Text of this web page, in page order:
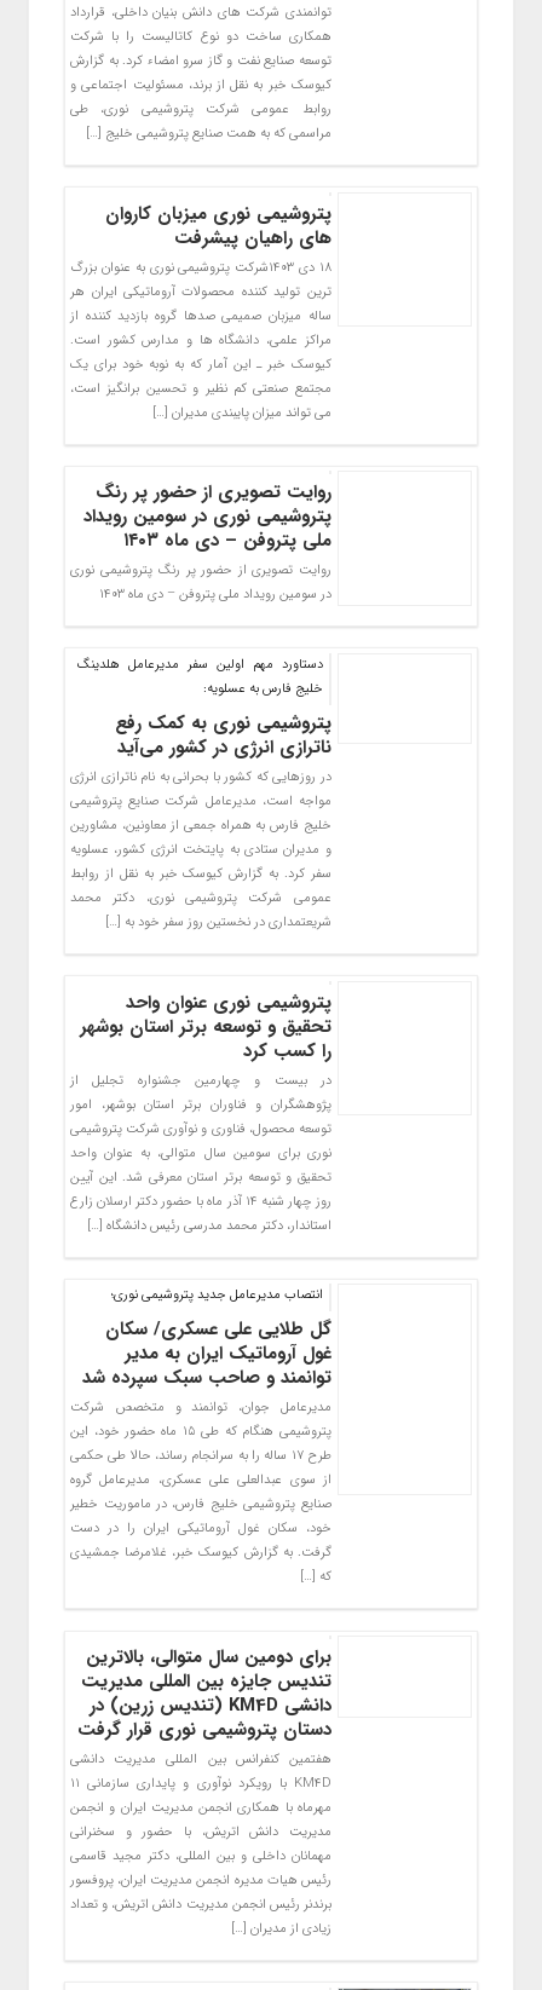
توانمندی شرکت های دانش بنیان داخلی، قرارداد
همکاری ساخت دو نوع کاتالیست را با شرکت
توسعه صنایع نفت و گاز سرو امضاء کرد. به گزارش
کیوسک خبر به نقل از برند، مسئولیت اجتماعی و
روابط عمومی شرکت پتروشیمی نوری، طی
مراسمی که به همت صنایع پتروشیمی خلیج […]
پتروشیمی نوری میزبان کاروان
های راهیان پیشرفت
۱۸ دی ۱۴۰۳شرکت پتروشیمی نوری به عنوان بزرگ
ترین تولید کننده محصولات آروماتیکی ایران هر
ساله میزبان صمیمی صدها گروه بازدید کننده از
مراکز علمی، دانشگاه ها و مدارس کشور است.
کیوسک خبر ـ این آمار که به نوبه خود برای یک
مجتمع صنعتی کم نظیر و تحسین برانگیز است،
می تواند میزان پایبندی مدیران […]
روایت تصویری از حضور پر رنگ
پتروشیمی نوری در سومین رویداد
ملی پتروفن – دی ماه ۱۴۰۳
روایت تصویری از حضور پر رنگ پتروشیمی نوری
در سومین رویداد ملی پتروفن – دی ماه ۱۴۰۳
دستاورد مهم اولین سفر مدیرعامل هلدینگ
خلیج فارس به عسلویه:
پتروشیمی نوری به کمک رفع
ناترازی انرژی در کشور می‌آید
در روزهایی که کشور با بحرانی به نام ناترازی انرژی
مواجه است، مدیرعامل شرکت صنایع پتروشیمی
خلیج فارس به همراه جمعی از معاونین، مشاورین
و مدیران ستادی به پایتخت انرژی کشور، عسلویه
سفر کرد. به گزارش کیوسک خبر به نقل از روابط
عمومی شرکت پتروشیمی نوری، دکتر محمد
شریعتمداری در نخستین روز سفر خود به […]
پتروشیمی نوری عنوان واحد
تحقیق و توسعه برتر استان بوشهر
را کسب کرد
در بیست و چهارمین جشنواره تجلیل از
پژوهشگران و فناوران برتر استان بوشهر، امور
توسعه محصول، فناوری و نوآوری شرکت پتروشیمی
نوری برای سومین سال متوالی، به عنوان واحد
تحقیق و توسعه برتر استان معرفی شد. این آیین
روز چهار شنبه ۱۴ آذر ماه با حضور دکتر ارسلان زارع
استاندار، دکتر محمد مدرسی رئیس دانشگاه […]
انتصاب مدیرعامل جدید پتروشیمی نوری؛
گل طلایی علی عسکری/ سکان
غول آروماتیک ایران به مدیر
توانمند و صاحب سبک سپرده شد
مدیرعامل جوان، توانمند و متخصص شرکت
پتروشیمی هنگام که طی ۱۵ ماه حضور خود، این
طرح ۱۷ ساله را به سرانجام رساند، حالا طی حکمی
از سوی عبدالعلی علی عسکری، مدیرعامل گروه
صنایع پتروشیمی خلیج فارس، در ماموریت خطیر
خود، سکان غول آروماتیکی ایران را در دست
گرفت. به گزارش کیوسک خبر، غلامرضا جمشیدی
که […]
برای دومین سال متوالی، بالاترین
تندیس جایزه بین المللی مدیریت
دانشی KM4D (تندیس زرین) در
دستان پتروشیمی نوری قرار گرفت
هفتمین کنفرانس بین المللی مدیریت دانشی
KM4D با رویکرد نوآوری و پایداری سازمانی ۱۱
مهرماه با همکاری انجمن مدیریت ایران و انجمن
مدیریت دانش اتریش، با حضور و سخنرانی
مهمانان داخلی و بین المللی، دکتر مجید قاسمی
رئیس هیات مدیره انجمن مدیریت ایران، پروفسور
برندنر رئیس انجمن مدیریت دانش اتریش، و تعداد
زیادی از مدیران […]